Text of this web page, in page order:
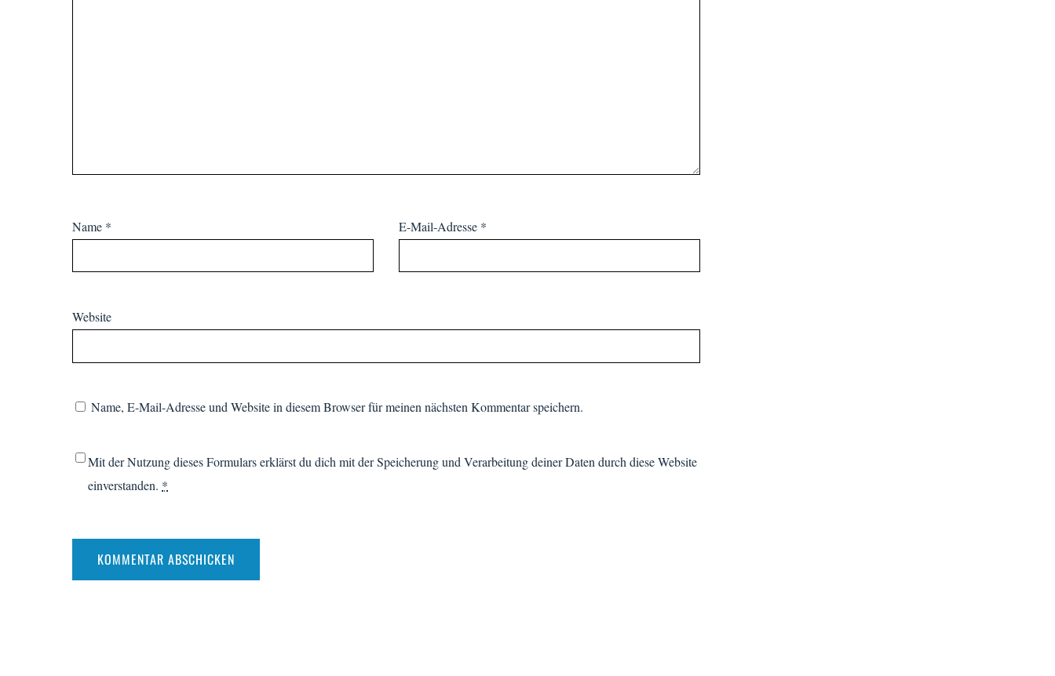
Name * E-Mail-Adresse *
Website
Name, E-Mail-Adresse und Website in diesem Browser für meinen nächsten Kommentar speichern.
Mit der Nutzung dieses Formulars erklärst du dich mit der Speicherung und Verarbeitung deiner Daten durch diese Website
einverstanden. *